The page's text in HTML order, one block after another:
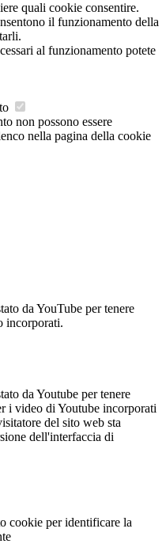
quali cookie consentire.
il funzionamento della
al funzionamento potete
non possono essere
nella pagina della cookie
da YouTube per tenere
incorporati.
da Youtube per tenere
i video di Youtube incorporati
del sito web sta
dell'interfaccia di
cookie per identificare la